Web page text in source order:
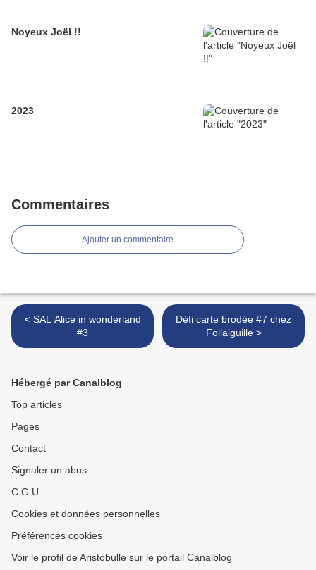
Noyeux Joël !!
2023
Commentaires
Ajouter un commentaire
< SAL Alice in wonderland
#3
Défi carte brodée #7 chez
Follaiguille >
Hébergé par Canalblog
Top articles
Pages
Contact
Signaler un abus
C.G.U.
Cookies et données personnelles
Préférences cookies
Voir le profil de Aristobulle sur le portail Canalblog